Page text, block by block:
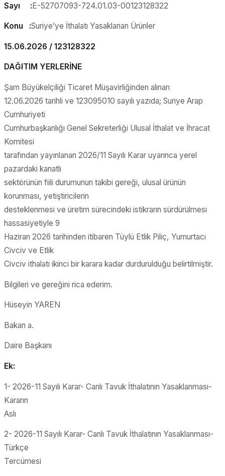
Sayı :E-52707093-724.01.03-00123128322
Konu :Suriye’ye İthalatı Yasaklanan Ürünler
15.06.2026 / 123128322
DAĞITIM YERLERİNE
Şam Büyükelçiliği Ticaret Müşavirliğinden alınan
12.06.2026 tarihli ve 123095010 sayılı yazıda; Suriye Arap
Cumhuriyeti
Cumhurbaşkanlığı Genel Sekreterliği Ulusal İthalat ve İhracat
Komitesi
tarafından yayınlanan 2026/11 Sayılı Karar uyarınca yerel
pazardaki kanatlı
sektörünün fiili durumunun takibi gereği, ulusal ürünün
korunması, yetiştiricilerin
desteklenmesi ve üretim sürecindeki istikrarın sürdürülmesi
hassasiyetiyle 9
Haziran 2026 tarihinden itibaren Tüylü Etlik Piliç, Yumurtacı
Civciv ve Etlik
Civciv ithalatı ikinci bir karara kadar durdurulduğu belirtilmiştir.
Bilgileri ve gereğini rica ederim.
Hüseyin YAREN
Bakan a.
Daire Başkanı
Ek:
1- 2026-11 Sayılı Karar- Canlı Tavuk İthalatının Yasaklanması-
Kararın
Aslı
2- 2026-11 Sayılı Karar- Canlı Tavuk İthalatının Yasaklanması-
Türkçe
Tercümesi